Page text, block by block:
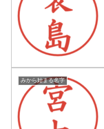
みから始まる名字